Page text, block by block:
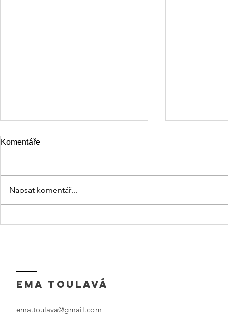
Odvaha být
Komentáře
Napsat komentář...
EMA TOULAVÁ
ema.toulava@gmail.com